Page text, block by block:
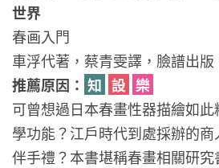
世界
春画入門
車浮代著，蔡青雯譯，臉譜出
推薦原因： 知 設 樂
可曾想過日本春畫性器描繪如
學功能？江戶時代到處採辦的
伴手禮？本書堪稱春畫相關研